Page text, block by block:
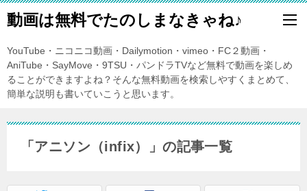
動画は無料でたのしまなきゃね♪
YouTube・ニコニコ動画・Dailymotion・vimeo・FC２動画・
AniTube・SayMove・9TSU・パンドラTVなど無料で動画を楽しめ
ることができますよね？そんな無料動画を検索しやすくまとめて、
簡単な説明も書いていこうと思います。
「アニソン（infix）」の記事一覧